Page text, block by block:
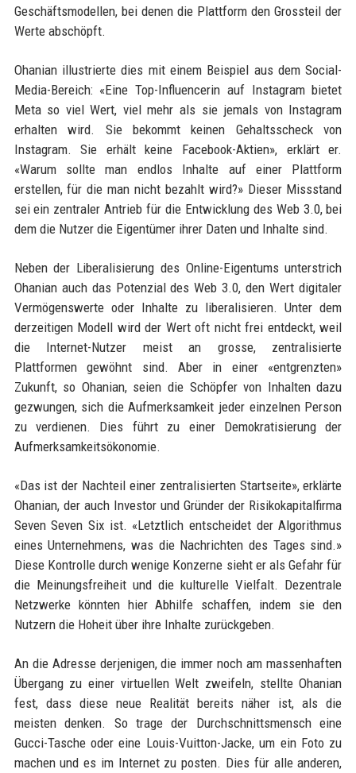
Geschäftsmodellen, bei denen die Plattform den Grossteil der
Werte abschöpft.
Ohanian illustrierte dies mit einem Beispiel aus dem Social-
Media-Bereich: «Eine Top-Influencerin auf Instagram bietet
Meta so viel Wert, viel mehr als sie jemals von Instagram
erhalten wird. Sie bekommt keinen Gehaltsscheck von
Instagram. Sie erhält keine Facebook-Aktien», erklärt er.
«Warum sollte man endlos Inhalte auf einer Plattform
erstellen, für die man nicht bezahlt wird?» Dieser Missstand
sei ein zentraler Antrieb für die Entwicklung des Web 3.0, bei
dem die Nutzer die Eigentümer ihrer Daten und Inhalte sind.
Neben der Liberalisierung des Online-Eigentums unterstrich
Ohanian auch das Potenzial des Web 3.0, den Wert digitaler
Vermögenswerte oder Inhalte zu liberalisieren. Unter dem
derzeitigen Modell wird der Wert oft nicht frei entdeckt, weil
die Internet-Nutzer meist an grosse, zentralisierte
Plattformen gewöhnt sind. Aber in einer «entgrenzten»
Zukunft, so Ohanian, seien die Schöpfer von Inhalten dazu
gezwungen, sich die Aufmerksamkeit jeder einzelnen Person
zu verdienen. Dies führt zu einer Demokratisierung der
Aufmerksamkeitsökonomie.
«Das ist der Nachteil einer zentralisierten Startseite», erklärte
Ohanian, der auch Investor und Gründer der Risikokapitalfirma
Seven Seven Six ist. «Letztlich entscheidet der Algorithmus
eines Unternehmens, was die Nachrichten des Tages sind.»
Diese Kontrolle durch wenige Konzerne sieht er als Gefahr für
die Meinungsfreiheit und die kulturelle Vielfalt. Dezentrale
Netzwerke könnten hier Abhilfe schaffen, indem sie den
Nutzern die Hoheit über ihre Inhalte zurückgeben.
An die Adresse derjenigen, die immer noch am massenhaften
Übergang zu einer virtuellen Welt zweifeln, stellte Ohanian
fest, dass diese neue Realität bereits näher ist, als die
meisten denken. So trage der Durchschnittsmensch eine
Gucci-Tasche oder eine Louis-Vuitton-Jacke, um ein Foto zu
machen und es im Internet zu posten. Dies für alle anderen,